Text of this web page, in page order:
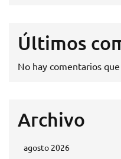
Últimos
No hay comentarios
Archivo
agosto 2026